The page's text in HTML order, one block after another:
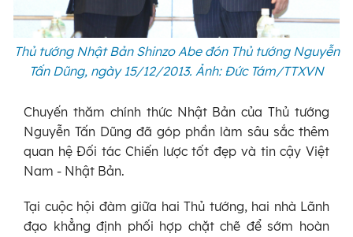
Thủ tướng Nhật Bản Shinzo Abe đón Thủ tướng Nguyễn
Tấn Dũng, ngày 15/12/2013. Ảnh: Đức Tám/TTXVN
Chuyến thăm chính thức Nhật Bản của Thủ tướng
Nguyễn Tấn Dũng đã góp phần làm sâu sắc thêm
quan hệ Đối tác Chiến lược tốt đẹp và tin cậy Việt
Nam - Nhật Bản.
Tại cuộc hội đàm giữa hai Thủ tướng, hai nhà Lãnh
đạo khẳng định phối hợp chặt chẽ để sớm hoàn